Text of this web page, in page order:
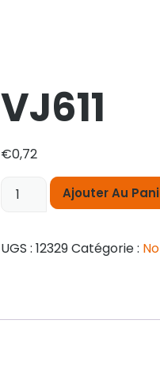
VJ611
€0,72
Ajouter Au
UGS : 12329Catégorie :